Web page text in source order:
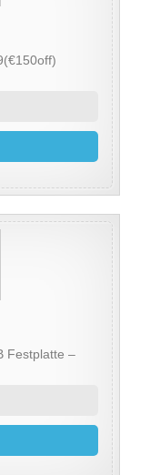
Festplatte –